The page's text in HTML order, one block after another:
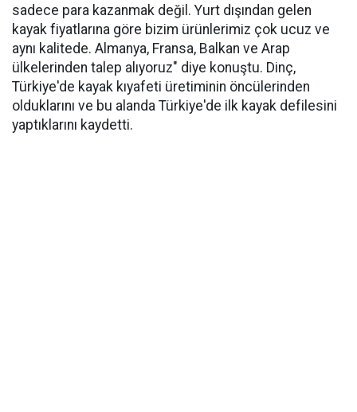
sadece para kazanmak değil. Yurt dışından gelen
kayak fiyatlarına göre bizim ürünlerimiz çok ucuz ve
aynı kalitede. Almanya, Fransa, Balkan ve Arap
ülkelerinden talep alıyoruz" diye konuştu. Dinç,
Türkiye'de kayak kıyafeti üretiminin öncülerinden
olduklarını ve bu alanda Türkiye'de ilk kayak defilesini
yaptıklarını kaydetti.